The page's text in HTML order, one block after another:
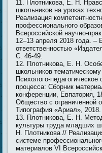
Плотникова, Е. Н.
школьников на уроках
Реализация
профессионального
Всероссийской научно-
12–13 апреля 2018 года. –
ответственностью
С. 46-49.
Плотникова, Е. Н.
школьников
Психолого-
процесса: Сборник
конференции, Евпатория,
Общество с ограниченной
Типография «Ариал»,
Плотникова, Е. Н.
культуры труда младших
Н. Плотникова //
системе
материалов VI